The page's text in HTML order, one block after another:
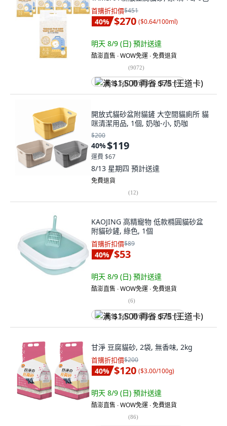
首購折扣價$451
40% $270 ($0.64/100ml)
明天 8/9 (日) 預計送達
酷澎直售 ∙ WOW免運 ∙ 免費退貨
(9072)
满 $1,500 再省 $75 (王道卡)
開放式貓砂盆附貓鏟 大空間貓廁所 貓
咪清潔用品, 1個, 奶咖-小, 奶咖
$200
40%$119
運費 $67
8/13 星期四 預計送達
免費退貨
(12)
KAOJING 高精寵物 低款橢圓貓砂盆
附貓砂鏟, 綠色, 1個
首購折扣價$89
40% $53
明天 8/9 (日) 預計送達
酷澎直售 ∙ WOW免運 ∙ 免費退貨
(6)
满 $1,500 再省 $75 (王道卡)
甘淨 豆腐貓砂, 2袋, 無香味, 2kg
首購折扣價$200
40% $120 ($3.00/100g)
明天 8/9 (日) 預計送達
酷澎直售 ∙ WOW免運 ∙ 免費退貨
(86)